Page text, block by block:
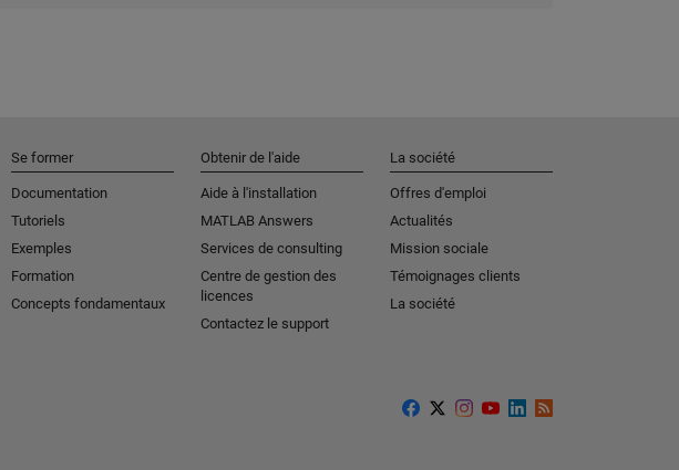
Se former
Documentation
Tutoriels
Exemples
Formation
Concepts fondamentaux
Obtenir de l'aide
Aide à l'installation
MATLAB Answers
Services de consulting
Centre de gestion des
licences
Contactez le support
La société
Offres d'emploi
Actualités
Mission sociale
Témoignages clients
La société